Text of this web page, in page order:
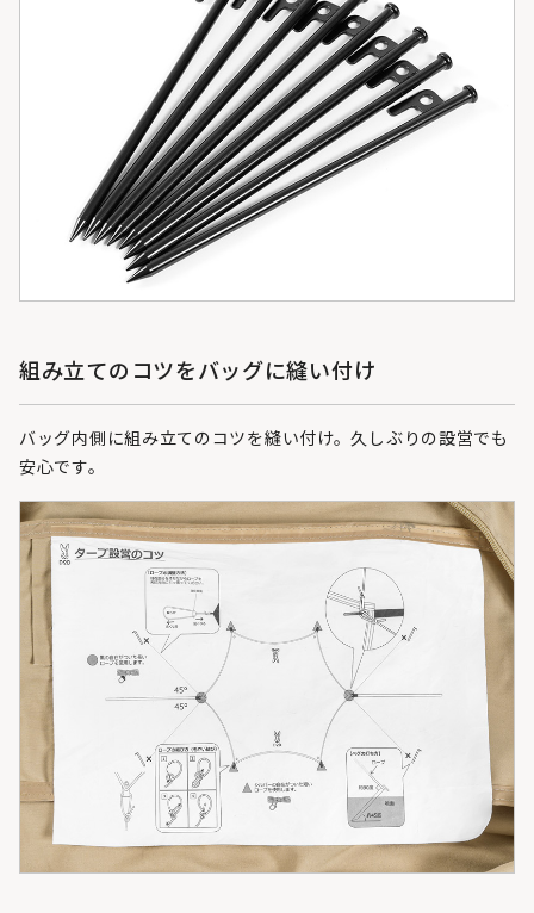
組み立てのコツをバッグに縫い付け
バッグ内側に組み立てのコツを縫い付け。久しぶりの設営でも
安心です。